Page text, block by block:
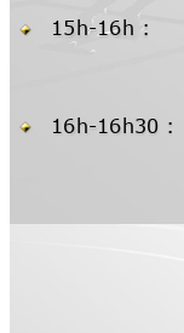
15h-16h :
16h-16h30 :